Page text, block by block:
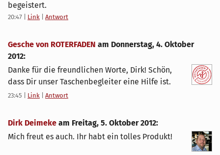
begeistert.
20:47 Link Antwort
Gesche von ROTERFADEN am Donnerstag, 4. Oktober
2012:
Danke für die freundlichen Worte, Dirk! Schön,
dass Dir unser Taschenbegleiter eine Hilfe ist.
23:45 Link Antwort
Dirk Deimeke am Freitag, 5. Oktober 2012:
Mich freut es auch. Ihr habt ein tolles Produkt!